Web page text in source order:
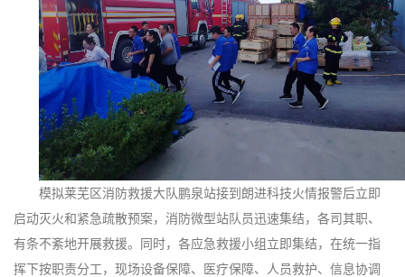
模拟莱芜区消防救援大队鹏泉站接到朗进科技火情报警后立即
启动灭火和紧急疏散预案，消防微型站队员迅速集结，各司其职、
有条不紊地开展救援。同时，各应急救援小组立即集结，在统一指
挥下按职责分工，现场设备保障、医疗保障、人员救护、信息协调